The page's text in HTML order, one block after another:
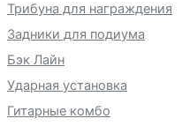
Трибуна для награждения
Задники для подиума
Бэк Лайн
Ударная установка
Гитарные комбо